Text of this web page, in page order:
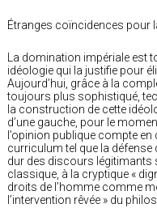
Étranges coïncidences pour
La domination impériale est
idéologie qui la justifie pour
Aujourd’hui, grâce à la
toujours plus sophistiqué,
la construction de cette
d’une gauche, pour le
l’opinion publique compte
curriculum tel que la défense
dur des discours légitimants
classique, à la cryptique «
droits de l’homme comme
l’intervention rêvée » du